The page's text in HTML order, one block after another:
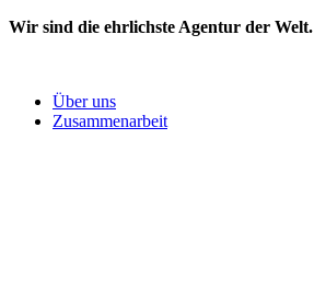
Wir sind die ehrlichste Agentur der Welt.
Über uns
Zusammenarbeit